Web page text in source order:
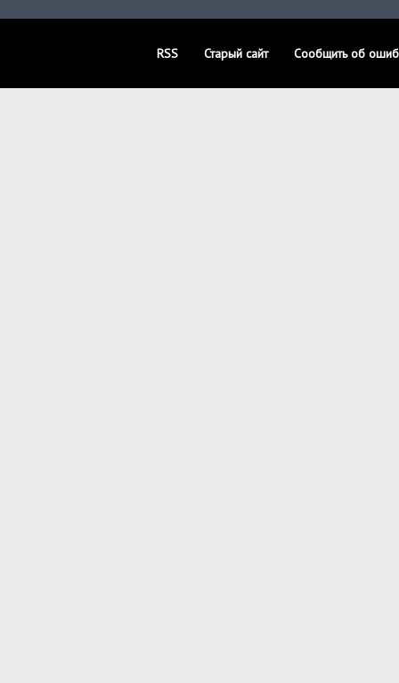
RSS Старый сайт Сообщить об